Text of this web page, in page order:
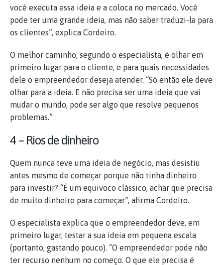
você executa essa ideia e a coloca no mercado. Você
pode ter uma grande ideia, mas não saber traduzi-la para
os clientes”, explica Cordeiro.
O melhor caminho, segundo o especialista, é olhar em
primeiro lugar para o cliente, e para quais necessidades
dele o empreendedor deseja atender. “Só então ele deve
olhar para a ideia. E não precisa ser uma ideia que vai
mudar o mundo, pode ser algo que resolve pequenos
problemas.”
4 – Rios de dinheiro
Quem nunca teve uma ideia de negócio, mas desistiu
antes mesmo de começar porque não tinha dinheiro
para investir? “É um equivoco clássico, achar que precisa
de muito dinheiro para começar”, afirma Cordeiro.
O especialista explica que o empreendedor deve, em
primeiro lugar, testar a sua ideia em pequena escala
(portanto, gastando pouco). “O empreendedor pode não
ter recurso nenhum no começo. O que ele precisa é